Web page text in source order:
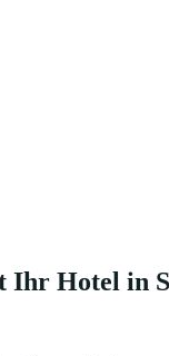
Ihr Hotel in